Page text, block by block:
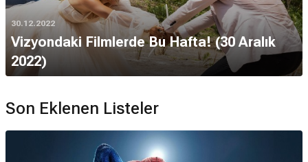
30.12.2022
Vizyondaki Filmlerde Bu Hafta! (30 Aralık
2022)
Son Eklenen Listeler